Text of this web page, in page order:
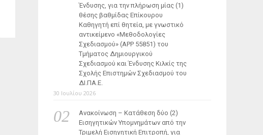
Ένδυσης, για την πλήρωση μίας (1)
θέσης βαθμίδας Επίκουρου
Καθηγητή επί θητεία, με γνωστικό
αντικείμενο «Μεθοδολογίες
Σχεδιασμού» (ΑΡΡ 55851) του
Τμήματος Δημιουργικού
Σχεδιασμού και Ένδυσης Κιλκίς της
Σχολής Επιστημών Σχεδιασμού του
ΔΙ.ΠΑ.Ε.
30 Ιουλίου 2026
Ανακοίνωση – Κατάθεση δύο (2)
Εισηγητικών Υπομνημάτων από την
Τριμελή Εισηγητική Επιτροπή, για